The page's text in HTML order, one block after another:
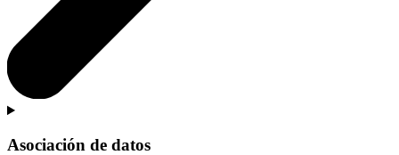
Asociación de datos